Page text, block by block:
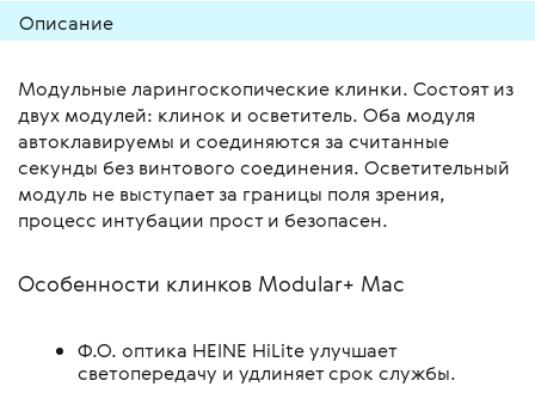
Описание
Модульные ларингоскопические клинки. Состоят из
двух модулей: клинок и осветитель. Оба модуля
автоклавируемы и соединяются за считанные
секунды без винтового соединения. Осветительный
модуль не выступает за границы поля зрения,
процесс интубации прост и безопасен.
Особенности клинков Modular+ Mac
Ф.О. оптика HEINE HiLite улучшает
светопередачу и удлиняет срок службы.